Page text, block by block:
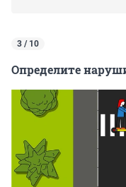
3 / 10
Определите